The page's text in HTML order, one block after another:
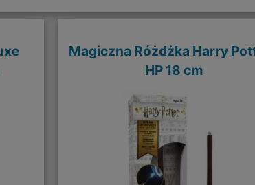
Magiczna Różdżka Harry
HP 18 cm